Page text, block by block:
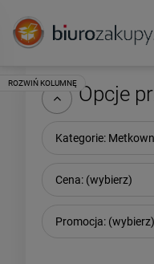
Opcje
Kategorie:
Cena: (wybierz)
Promocja: (wybierz)